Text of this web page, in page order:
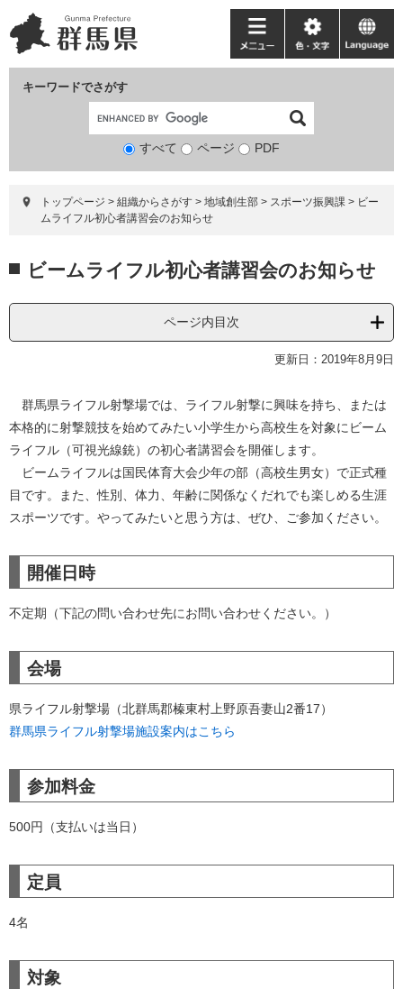
ー
ジ
ニ
ュ
て
キーワードでさがす
検
象
すべて ページ PDF
メ
ニ
ー
色・
文
language
トップページ > 組織からさがす > 地域創生部 > スポーツ振興課 > ビー
ムライフル初心者講習会のお知らせ
文
ビームライフル初心者講習会のお知らせ
ページ内目次
更新日：2019年8月9日
群馬県ライフル射撃場では、ライフル射撃に興味を持ち、または
本格的に射撃競技を始めてみたい小学生から高校生を対象にビーム
ライフル（可視光線銃）の初心者講習会を開催します。
ビームライフルは国民体育大会少年の部（高校生男女）で正式種
目です。また、性別、体力、年齢に関係なくだれでも楽しめる生涯
スポーツです。やってみたいと思う方は、ぜひ、ご参加ください。
開催日時
不定期（下記の問い合わせ先にお問い合わせください。）
会場
県ライフル射撃場（北群馬郡榛東村上野原吾妻山2番17）
群馬県ライフル射撃場施設案内はこちら
参加料金
500円（支払いは当日）
定員
4名
対象